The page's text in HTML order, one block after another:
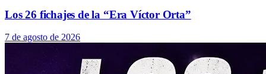
Los 26 fichajes de la “Era Víctor Orta”
7 de agosto de 2026